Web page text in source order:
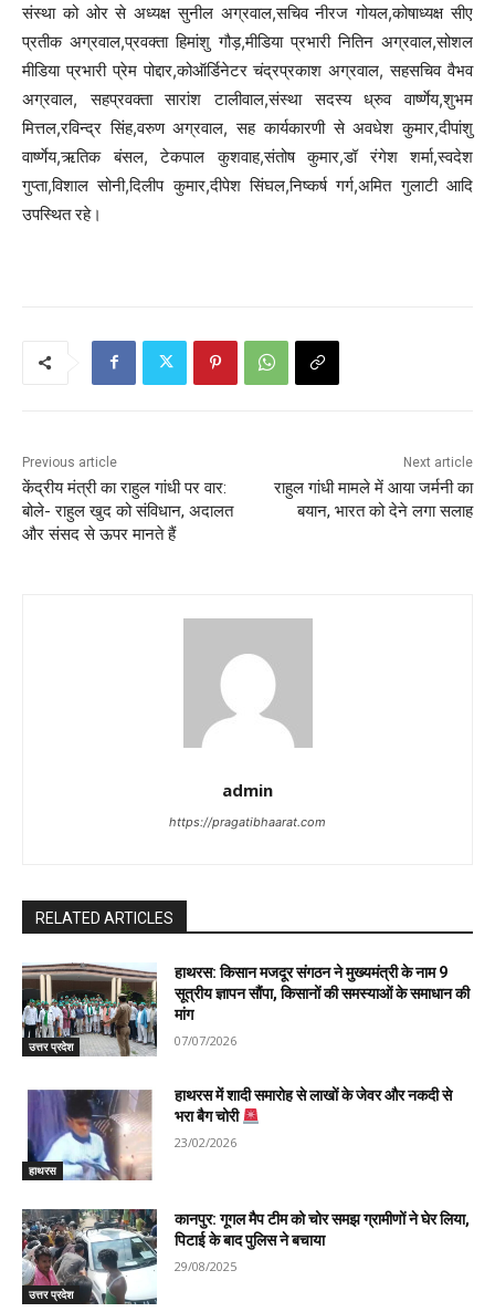
संस्था को ओर से अध्यक्ष सुनील अग्रवाल,सचिव नीरज गोयल,कोषाध्यक्ष सीए
प्रतीक अग्रवाल,प्रवक्ता हिमांशु गौड़,मीडिया प्रभारी नितिन अग्रवाल,सोशल
मीडिया प्रभारी प्रेम पोद्दार,कोऑर्डिनेटर चंद्रप्रकाश अग्रवाल, सहसचिव वैभव
अग्रवाल, सहप्रवक्ता सारांश टालीवाल,संस्था सदस्य ध्रुव वार्ष्णेय,शुभम
मित्तल,रविन्द्र सिंह,वरुण अग्रवाल, सह कार्यकारणी से अवधेश कुमार,दीपांशु
वार्ष्णेय,ऋतिक बंसल, टेकपाल कुशवाह,संतोष कुमार,डॉ रंगेश शर्मा,स्वदेश
गुप्ता,विशाल सोनी,दिलीप कुमार,दीपेश सिंघल,निष्कर्ष गर्ग,अमित गुलाटी आदि
उपस्थित रहे।
Previous article
केंद्रीय मंत्री का राहुल गांधी पर वार:
बोले- राहुल खुद को संविधान, अदालत
और संसद से ऊपर मानते हैं
Next article
राहुल गांधी मामले में आया जर्मनी का
बयान, भारत को देने लगा सलाह
admin
https://pragatibhaarat.com
RELATED ARTICLES
उत्तर प्रदेश
हाथरस: किसान मजदूर संगठन ने मुख्यमंत्री के नाम 9
सूत्रीय ज्ञापन सौंपा, किसानों की समस्याओं के समाधान की
मांग
07/07/2026
हाथरस
हाथरस में शादी समारोह से लाखों के जेवर और नकदी से
भरा बैग चोरी
23/02/2026
उत्तर प्रदेश
कानपुर: गूगल मैप टीम को चोर समझ ग्रामीणों ने घेर लिया,
पिटाई के बाद पुलिस ने बचाया
29/08/2025